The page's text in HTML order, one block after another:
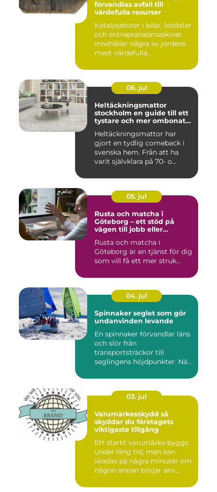
förvandlas avfall till
värdefulla resurser
Katalysatorer i bilar, lastbilar
och entreprenadmaskiner
innehåller några av jordens
mest värdefulla...
06. jul
Heltäckningsmattor
stockholm en guide till ett
tystare och mer ombonat
Heltäckningsmattor har
gjort en tydlig comeback i
svenska hem. Från att ha
varit självklara på 70- o...
05. jul
Rusta och matcha i
Göteborg – ett stöd på
vägen till jobb eller
Rusta och matcha i
Göteborg är en tjänst för dig
som vill få ett mer struk...
04. jul
Spinnaker seglet som gör
undanvinden levande
En spinnaker förvandlar läns
och slör från
transportsträckor till
seglingens höjdpunkter. När
03. jul
Varumärkesskydd så
skyddar du företagets
viktigaste tillgång
Ett starkt varumärke byggs
under lång tid, men kan
skadas på några minuter om
någon annan börjar anv...